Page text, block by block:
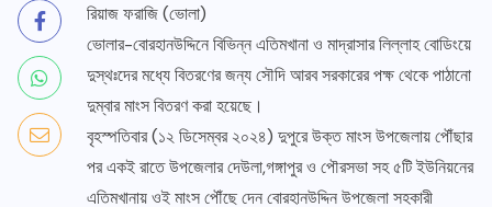
রিয়াজ ফরাজি (ভোলা)
ভোলার-বোরহানউদ্দিনে বিভিন্ন এতিমখানা ও মাদ্রাসার লিল্লাহ বোডিংয়ে
দুস্থঃদের মধ্যে বিতরণের জন্য সৌদি আরব সরকারের পক্ষ থেকে পাঠানো
দুম্বার মাংস বিতরণ করা হয়েছে।
বৃহস্পতিবার (১২ ডিসেম্বর ২০২৪) দুপুরে উক্ত মাংস উপজেলায় পৌঁছার
পর একই রাতে উপজেলার দেউলা,গঙ্গাপুর ও পৌরসভা সহ ৫টি ইউনিয়নের
এতিমখানায় ওই মাংস পৌঁছে দেন বোরহানউদ্দিন উপজেলা সহকারী